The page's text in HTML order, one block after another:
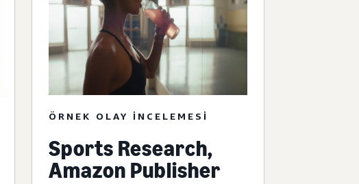
ÖRNEK OLAY INCELEMESI
Sports Research,
Amazon Publisher